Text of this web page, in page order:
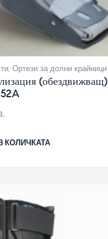
, Ортези за долни крайници
(обездвижващ)
КОЛИЧКАТА